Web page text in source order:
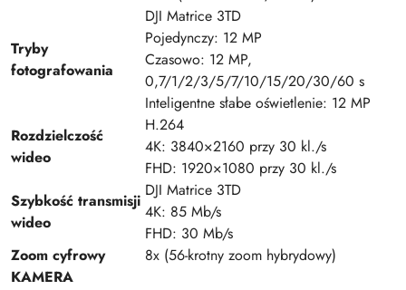
Tryby
fotografowania
DJI Matrice 3TD
Pojedynczy: 12 MP
Czasowo: 12 MP,
0,7/1/2/3/5/7/10/15/20/30/60 s
Inteligentne słabe oświetlenie: 12 MP
Rozdzielczość
wideo
H.264
4K: 3840×2160 przy 30 kl./s
FHD: 1920×1080 przy 30 kl./s
Szybkość transmisji
wideo
DJI Matrice 3TD
4K: 85 Mb/s
FHD: 30 Mb/s
Zoom cyfrowy
8x (56-krotny zoom hybrydowy)
KAMERA